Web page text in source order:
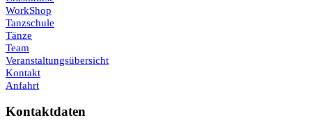
WorkShop
Tanzschule
Tänze
Team
Veranstaltungsübersicht
Kontakt
Anfahrt
Kontaktdaten